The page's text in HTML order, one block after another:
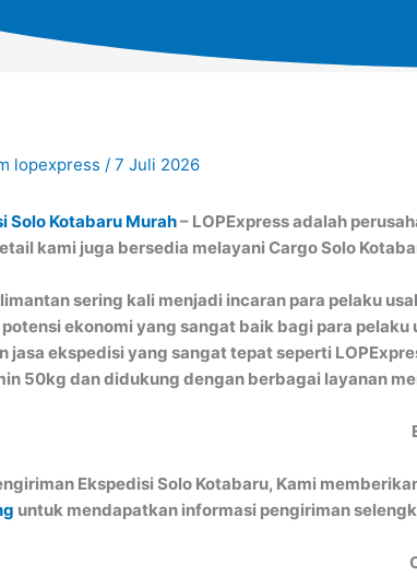
lopexpress /7 Juli 2026
Solo Kotabaru Murah– LOPExpress adalah
kami juga bersedia melayani Cargo Solo
sering kali menjadi incaran para pelaku
ekonomi yang sangat baik bagi para
jasa ekspedisi yang sangat tepat seperti
50kg dan didukung dengan berbagai layanan
Ekspedisi Solo Kotabaru, Kami
untuk mendapatkan informasi pengiriman